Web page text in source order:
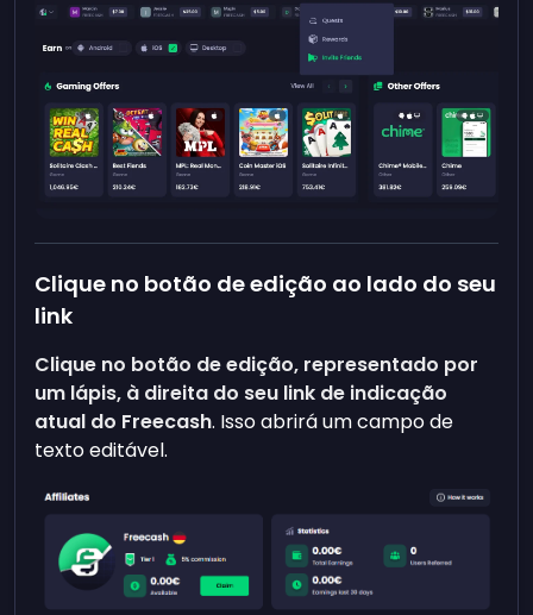
Clique no botão de edição ao lado do seu
link
Clique no botão de edição, representado por
um lápis, à direita do seu link de indicação
atual do Freecash. Isso abrirá um campo de
texto editável.